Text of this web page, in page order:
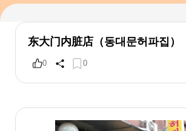
东大门内脏店（동대문허파집）
0 0